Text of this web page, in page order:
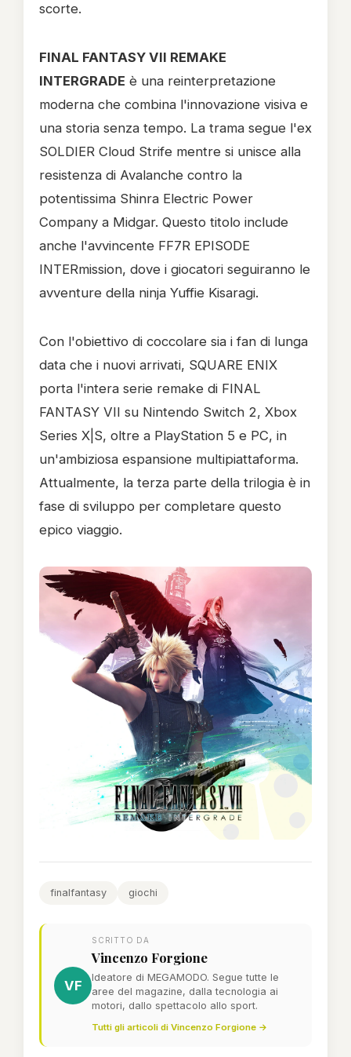
scorte.
FINAL FANTASY VII REMAKE
INTERGRADE è una reinterpretazione
moderna che combina l'innovazione visiva e
una storia senza tempo. La trama segue l'ex
SOLDIER Cloud Strife mentre si unisce alla
resistenza di Avalanche contro la
potentissima Shinra Electric Power
Company a Midgar. Questo titolo include
anche l'avvincente FF7R EPISODE
INTERmission, dove i giocatori seguiranno le
avventure della ninja Yuffie Kisaragi.
Con l'obiettivo di coccolare sia i fan di lunga
data che i nuovi arrivati, SQUARE ENIX
porta l'intera serie remake di FINAL
FANTASY VII su Nintendo Switch 2, Xbox
Series X|S, oltre a PlayStation 5 e PC, in
un'ambiziosa espansione multipiattaforma.
Attualmente, la terza parte della trilogia è in
fase di sviluppo per completare questo
epico viaggio.
finalfantasy giochi
VF
SCRITTO DA
Vincenzo Forgione
Ideatore di MEGAMODO. Segue tutte le
aree del magazine, dalla tecnologia ai
motori, dallo spettacolo allo sport.
Tutti gli articoli di Vincenzo Forgione →